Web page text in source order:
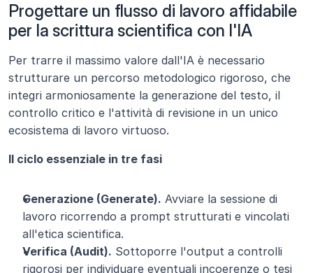
Progettare un flusso di lavoro affidabile
per la scrittura scientifica con l'IA
Per trarre il massimo valore dall'IA è necessario
strutturare un percorso metodologico rigoroso, che
integri armoniosamente la generazione del testo, il
controllo critico e l'attività di revisione in un unico
ecosistema di lavoro virtuoso.
Il ciclo essenziale in tre fasi
Generazione (Generate). Avviare la sessione di
lavoro ricorrendo a prompt strutturati e vincolati
all'etica scientifica.
Verifica (Audit). Sottoporre l'output a controlli
rigorosi per individuare eventuali incoerenze o tesi